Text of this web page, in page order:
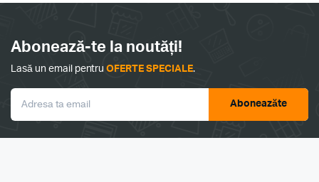
Abonează-te la noutăți!
Lasă un email pentruOFERTE SPECIALE.
Aboneazăte